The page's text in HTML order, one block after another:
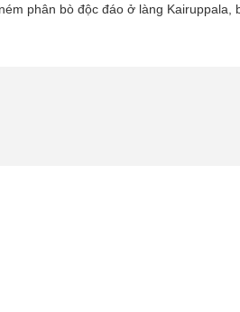
phân bò độc đáo ở làng Kairuppala,